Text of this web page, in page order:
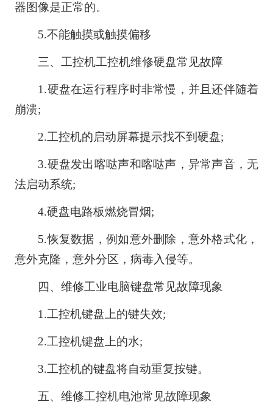
器图像是正常的。
5.不能触摸或触摸偏移
三、工控机工控机维修硬盘常见故障
1.硬盘在运行程序时非常慢，并且还伴随着
崩溃;
2.工控机的启动屏幕提示找不到硬盘;
3.硬盘发出喀哒声和喀哒声，异常声音，无
法启动系统;
4.硬盘电路板燃烧冒烟;
5.恢复数据，例如意外删除，意外格式化，
意外克隆，意外分区，病毒入侵等。
四、维修工业电脑键盘常见故障现象
1.工控机键盘上的键失效;
2.工控机键盘上的水;
3.工控机的键盘将自动重复按键。
五、维修工控机电池常见故障现象